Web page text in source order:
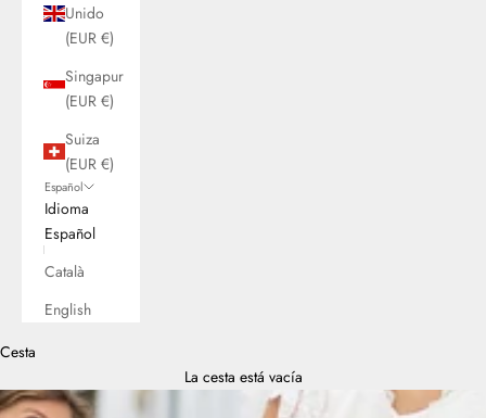
Unido
(EUR €)
Singapur
(EUR €)
Suiza
(EUR €)
Español
Idioma
Español
Català
English
Cesta
La cesta está vacía